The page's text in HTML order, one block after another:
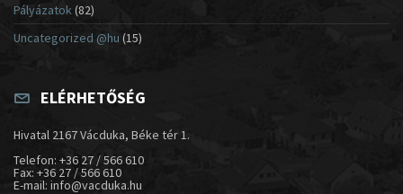
Pályázatok (82)
Uncategorized @hu (15)
ELÉRHETŐSÉG
Hivatal 2167 Vácduka, Béke tér 1.
Telefon: +36 27 / 566 610
Fax: +36 27 / 566 610
E-mail: info@vacduka.hu